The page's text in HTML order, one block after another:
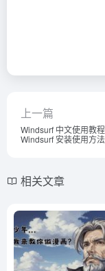
上一篇
Windsurf 中文使用教程
Windsurf 安装使用方法
相关文章